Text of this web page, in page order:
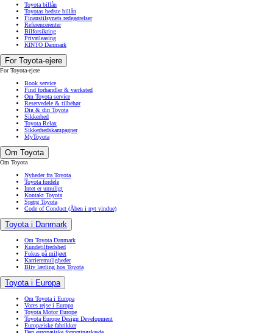
Toyota billån
Toyotas bedste billån
Finanstilsynets redegørelser
Referencerenter
Bilforsikring
Privatleasing
KINTO Danmark
For Toyota-ejere
For Toyota-ejere
Book service
Find forhandler & værksted
Om Toyota service
Reservedele & tilbehør
Dig & din Toyota
Sikkerhed
Toyota Relax
Sikkerhedskampagner
MyToyota
Om Toyota
Om Toyota
Nyheder fra Toyota
Toyota fordele
Intet er umuligt
Kontakt Toyota
Spørg Toyota
Code of Conduct (Åben i nyt vindue)
Toyota i Danmark
Om Toyota Danmark
Kundetilfredshed
Fokus på miljøet
Karrieremuligheder
Bliv lærling hos Toyota
Toyota i Europa
Om Toyota i Europa
Vores rejse i Europa
Toyota Motor Europe
Toyota Europe Design Development
Europæiske fabrikker